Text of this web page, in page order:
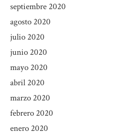
septiembre 2020
agosto 2020
julio 2020
junio 2020
mayo 2020
abril 2020
marzo 2020
febrero 2020
enero 2020